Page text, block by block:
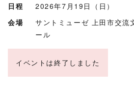
日程
2026年7月19日（日）
会場
サントミューゼ 上田市交流
ール
イベントは終了しました